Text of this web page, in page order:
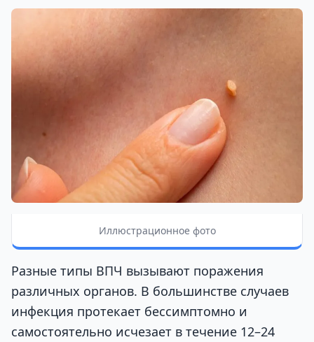
Иллюстрационное фото
Разные типы ВПЧ вызывают поражения
различных органов. В большинстве случаев
инфекция протекает бессимптомно и
самостоятельно исчезает в течение 12–24